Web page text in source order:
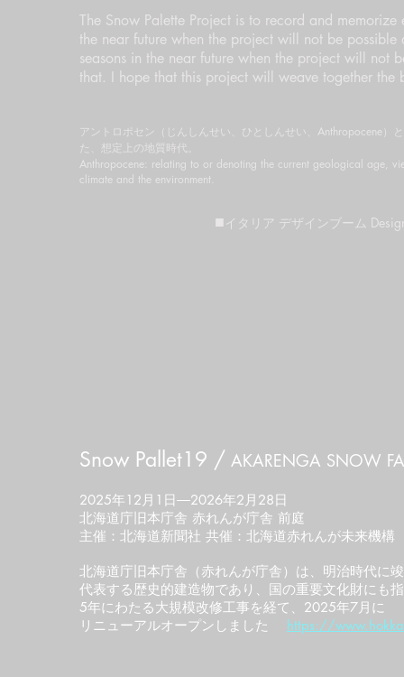
The Snow Palette Project is to record and
the near future when the project will not be
seasons in the near future when the project will
that. I hope that this project will weave together the
アントロポセン（じんしんせい、ひとしんせい、Anthropocene
た、想定上の地質時代。
Anthropocene: relating to or denoting the current geological age,
climate and the environment.
■ イタリア デザインブーム
Snow Pallet19 / AKARENGA SNOW
2025年12月1日―2026年2月28日
北海道庁旧本庁舎 赤れんが庁舎 前庭
主催：北海道新聞社 共催：北海道赤れんが未来機構
北海道庁旧本庁舎（赤れんが庁舎）は、明治時代に
代表する歴史的建造物であり、国の重要文化財にも
5年にわたる大規模改修工事を経て、2025年7月に
リニューアルオープンしました https://